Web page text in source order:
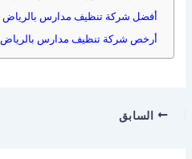
أفضل شركة تنظيف مدارس بالرياض
أرخص شركة تنظيف مدارس بالرياض
السابق